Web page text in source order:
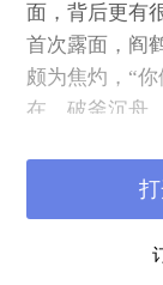
面，背后更有
首次露面，阎
颇为焦灼，“
在，破釜沉舟
注意一下，谦
声，可不是脱
问之中，阎鹤